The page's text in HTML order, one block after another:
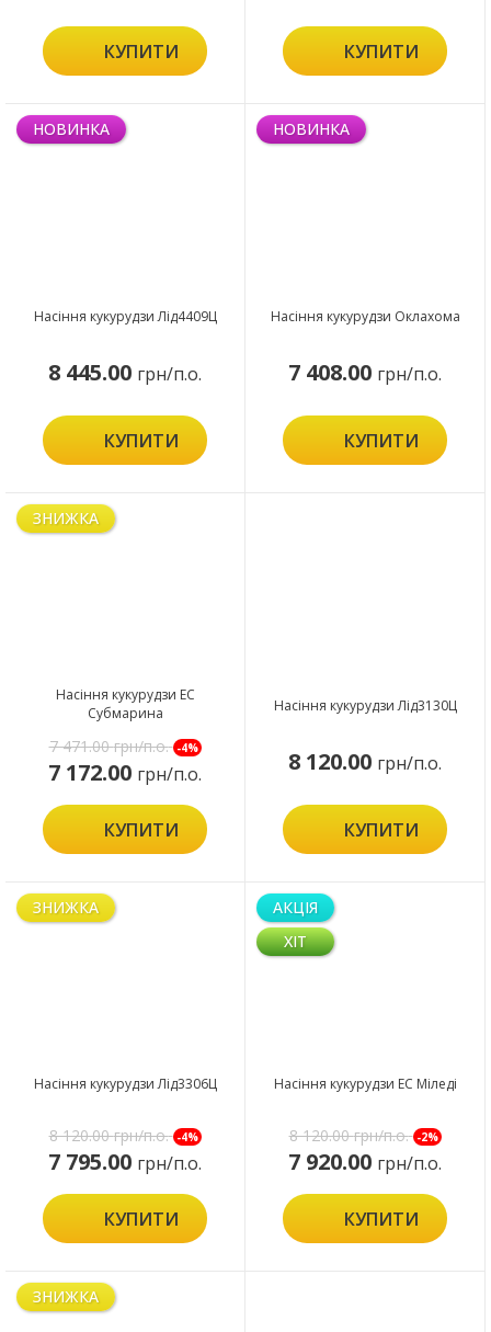
КУПИТИ КУПИТИ
НОВИНКА
Насіння кукурудзи Лід4409Ц
8 445.00 грн/п.о.
КУПИТИ
НОВИНКА
Насіння кукурудзи Оклахома
7 408.00 грн/п.о.
КУПИТИ
ЗНИЖКА
Насіння кукурудзи ЕС
Субмарина
7 471.00грн/п.о. -4%
7 172.00 грн/п.о.
КУПИТИ
Насіння кукурудзи Лід3130Ц
8 120.00 грн/п.о.
КУПИТИ
ЗНИЖКА
Насіння кукурудзи Лід3306Ц
8 120.00грн/п.о. -4%
7 795.00 грн/п.о.
КУПИТИ
АКЦІЯ
ХІТ
Насіння кукурудзи ЕС Міледі
8 120.00грн/п.о. -2%
7 920.00 грн/п.о.
КУПИТИ
ЗНИЖКА